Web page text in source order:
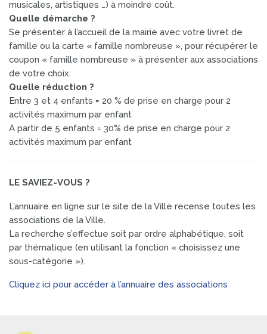
musicales, artistiques …) à moindre coût.
Quelle démarche ?
Se présenter à l’accueil de la mairie avec votre livret de
famille ou la carte « famille nombreuse », pour récupérer le
coupon « famille nombreuse » à présenter aux associations
de votre choix.
Quelle réduction ?
Entre 3 et 4 enfants = 20 % de prise en charge pour 2
activités maximum par enfant
A partir de 5 enfants = 30% de prise en charge pour 2
activités maximum par enfant
LE SAVIEZ-VOUS ?
L’annuaire en ligne sur le site de la Ville recense toutes les
associations de la Ville.
La recherche s’effectue soit par ordre alphabétique, soit
par thématique (en utilisant la fonction « choisissez une
sous-catégorie »).
Cliquez ici pour accéder à l’annuaire des associations